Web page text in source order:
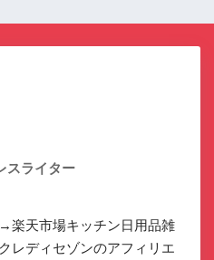
スライター
楽天市場キッチン日用品雑
レディセゾンのアフィリエ